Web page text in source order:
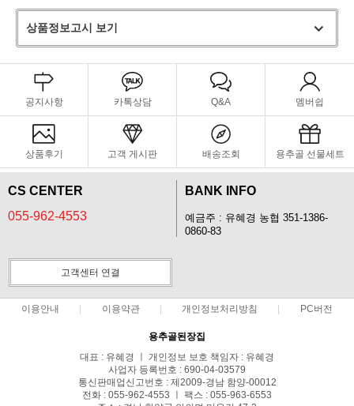
상품정보고시 보기
공지사항 카톡상담 Q&A 멤버쉽
상품후기 고객 게시판 배송조회 용추골 선물세트
CS CENTER
055-962-4553
BANK INFO
예금주 : 유혜경 농협 351-1386-
0860-83
고객센터 연결
이용안내 이용약관 개인정보처리방침 PC버전
용추골된장집
대표 : 유혜경 ㅣ 개인정보 보호 책임자 : 유혜경
사업자 등록번호 : 690-04-03579
통신판매업신고번호 : 제2009-경남 함양-00012
전화 : 055-962-4553 ㅣ 팩스 : 055-963-6553